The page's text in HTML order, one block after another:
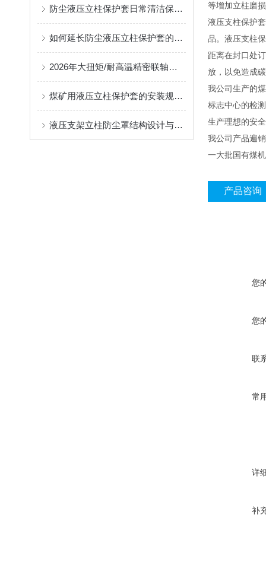
防尘液压立柱保护套日常清洁保养与更换规范
如何延长防尘液压立柱保护套的使用寿命？
2026年大扭矩/耐高温精密联轴器定制找哪家？能实现精准定制的优质厂家盘点
煤矿用液压立柱保护套的安装规范与使用寿命提升方案
液压支架立柱防尘罩结构设计与密封防护原理
等增加立柱磨
液压支柱保护
品。液压支柱
距离在封口处
放，以免造成
我公司生产的
标志中心的检
生产理想的安
我公司产品遍
一大批国有煤
产品咨询
您
您
联
常
详
补